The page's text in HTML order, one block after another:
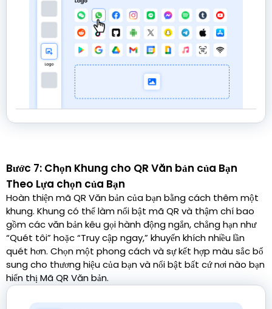
Bước 7: Chọn Khung cho QR Văn bản của Bạn
Theo Lựa chọn của Bạn
Hoàn thiện mã QR Văn bản của bạn bằng cách thêm một
khung. Khung có thể làm nổi bật mã QR và thậm chí bao
gồm các văn bản kêu gọi hành động ngắn, chẳng hạn như
“Quét tôi” hoặc “Truy cập ngay,” khuyến khích nhiều lần
quét hơn. Chọn một phong cách và sự kết hợp màu sắc bổ
sung cho thương hiệu của bạn và nổi bật bất cứ nơi nào bạn
hiển thị Mã QR Văn bản.